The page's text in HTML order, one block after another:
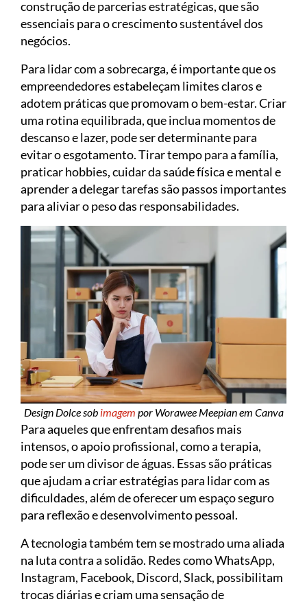
construção de parcerias estratégicas, que são
essenciais para o crescimento sustentável dos
negócios.
Para lidar com a sobrecarga, é importante que os
empreendedores estabeleçam limites claros e
adotem práticas que promovam o bem-estar. Criar
uma rotina equilibrada, que inclua momentos de
descanso e lazer, pode ser determinante para
evitar o esgotamento. Tirar tempo para a família,
praticar hobbies, cuidar da saúde física e mental e
aprender a delegar tarefas são passos importantes
para aliviar o peso das responsabilidades.
Design Dolce sob imagem por Worawee Meepian em Canva
Para aqueles que enfrentam desafios mais
intensos, o apoio profissional, como a terapia,
pode ser um divisor de águas. Essas são práticas
que ajudam a criar estratégias para lidar com as
dificuldades, além de oferecer um espaço seguro
para reflexão e desenvolvimento pessoal.
A tecnologia também tem se mostrado uma aliada
na luta contra a solidão. Redes como WhatsApp,
Instagram, Facebook, Discord, Slack, possibilitam
trocas diárias e criam uma sensação de